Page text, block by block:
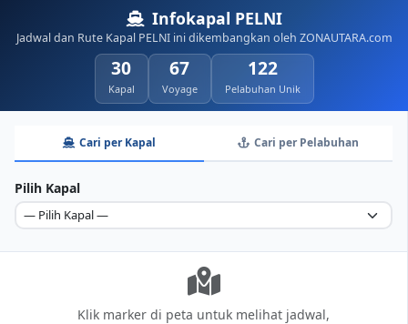
Infokapal PELNI
Jadwal dan Rute Kapal PELNI ini dikembangkan oleh ZONAUTARA.com
30
Kapal
67
Voyage
122
Pelabuhan Unik
Cari per Kapal Cari per Pelabuhan
Pilih Kapal
Klik marker di peta untuk melihat jadwal,